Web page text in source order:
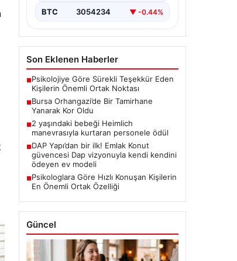
BTC 3054234 ▼ -0.44%
Son Eklenen Haberler
■Psikolojiye Göre Sürekli Teşekkür Eden
Kişilerin Önemli Ortak Noktası
■Bursa Orhangazi’de Bir Tamirhane
Yanarak Kor Oldu
■2 yaşındaki bebeği Heimlich
manevrasıyla kurtaran personele ödül
■DAP Yapı’dan bir ilk! Emlak Konut
güvencesi Dap vizyonuyla kendi kendini
ödeyen ev modeli
■Psikologlara Göre Hızlı Konuşan Kişilerin
En Önemli Ortak Özelliği
Güncel